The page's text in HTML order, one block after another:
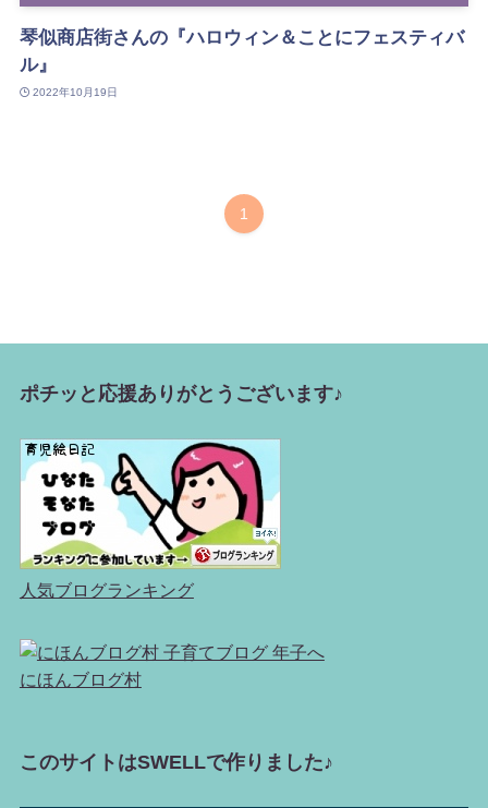
琴似商店街さんの『ハロウィン＆ことにフェスティバ
ル』
2022年10月19日
1
ポチッと応援ありがとうございます♪
人気ブログランキング
にほんブログ村
このサイトはSWELLで作りました♪